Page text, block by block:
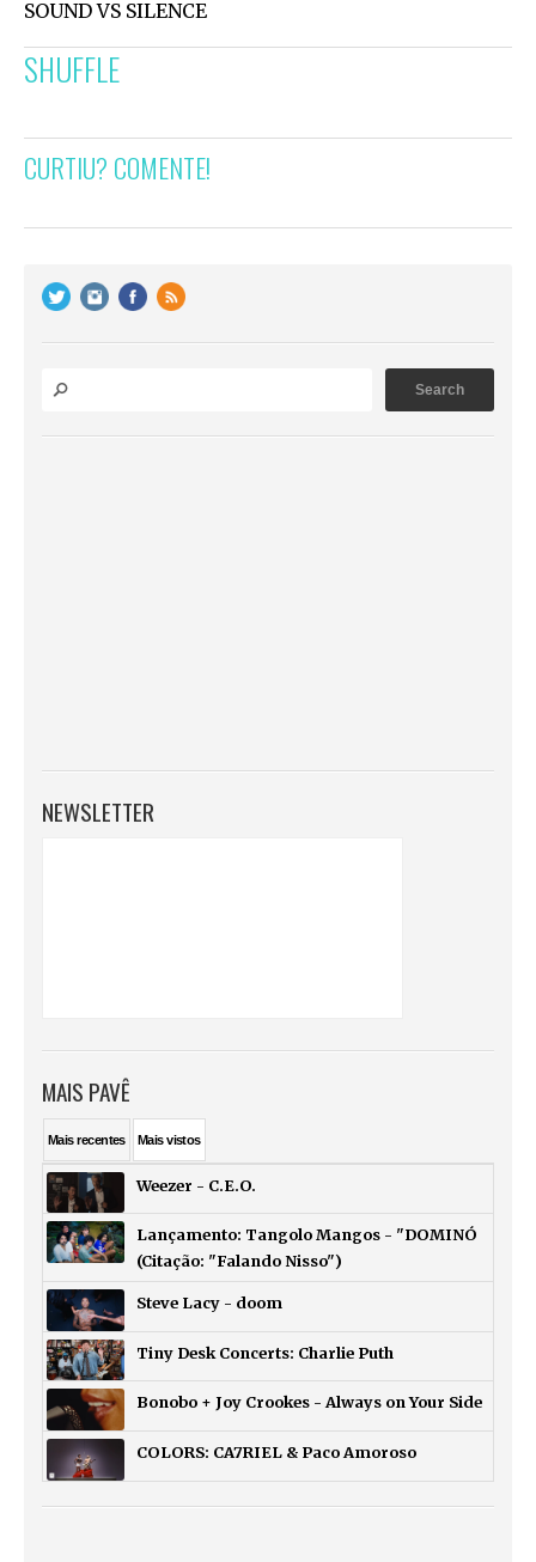
SOUND VS SILENCE
SHUFFLE
CURTIU? COMENTE!
NEWSLETTER
MAIS PAVÊ
Maisrecentes Maisvistos
Weezer - C.E.O.
Lançamento: Tangolo Mangos - "DOMINÓ
(Citação: "Falando Nisso")
Steve Lacy - doom
Tiny Desk Concerts: Charlie Puth
Bonobo + Joy Crookes - Always on Your Side
COLORS: CA7RIEL & Paco Amoroso